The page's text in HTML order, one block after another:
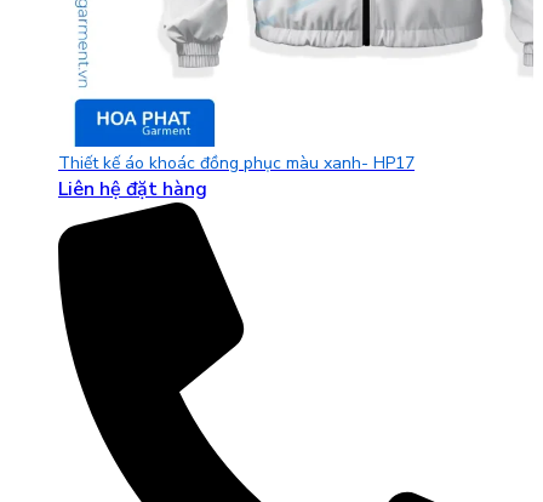
Thiết kế áo khoác đồng phục màu xanh- HP17
Liên hệ đặt hàng